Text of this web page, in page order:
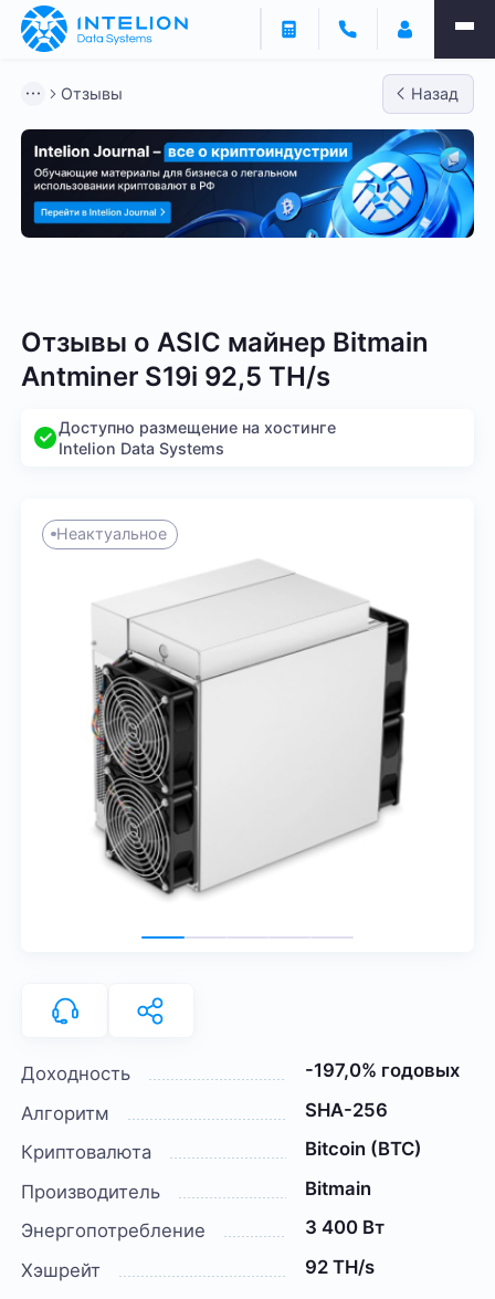
Отзывы Назад
Отзывы о ASIC майнер Bitmain
Antminer S19i 92,5 TH/s
Доступно размещение на хостинге
Intelion Data Systems
Неактуальное
Доходность
-197,0% годовых
Алгоритм
SHA-256
Криптовалюта
Bitcoin (BTC)
Производитель
Bitmain
Энергопотребление
3 400 Вт
Хэшрейт
92 TH/s